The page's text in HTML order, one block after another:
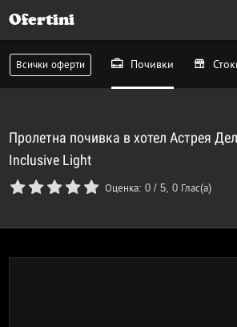
Ofertini
Всички оферти Почивки
Пролетна почивка в хотел Астрея
Inclusive Light
Оценка:0 /5,0 Глас(а)